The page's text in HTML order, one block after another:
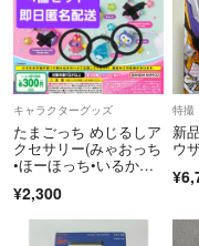
キャラクターグッズ
たまごっち めじるしア
クセサリー(みゃおっち
•ほーほっち•いるかっ
キッズ)4個セット
¥2,300
特撮
新
ウ